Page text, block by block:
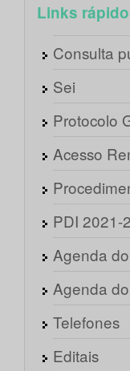
Links
Consulta
Sei
Protocolo
Acesso
PDI 2021-
Agenda
Agenda
Telefones
Editais